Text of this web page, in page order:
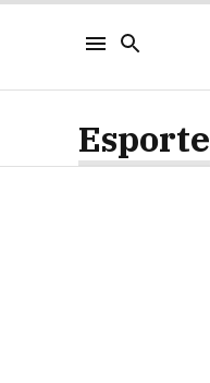
Esporte